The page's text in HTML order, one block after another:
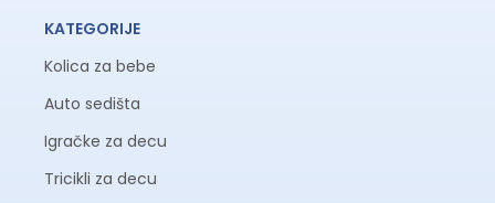
KATEGORIJE
Kolica za bebe
Auto sedišta
Igračke za decu
Tricikli za decu